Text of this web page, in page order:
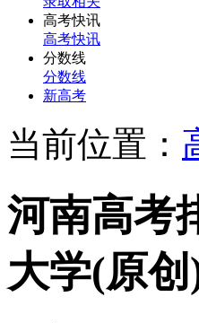
高考快讯
高考快讯
分数线
分数线
新高考
当前位置：
河南高考
大学(原创